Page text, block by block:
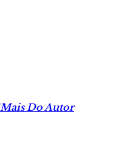
Mais Do Autor